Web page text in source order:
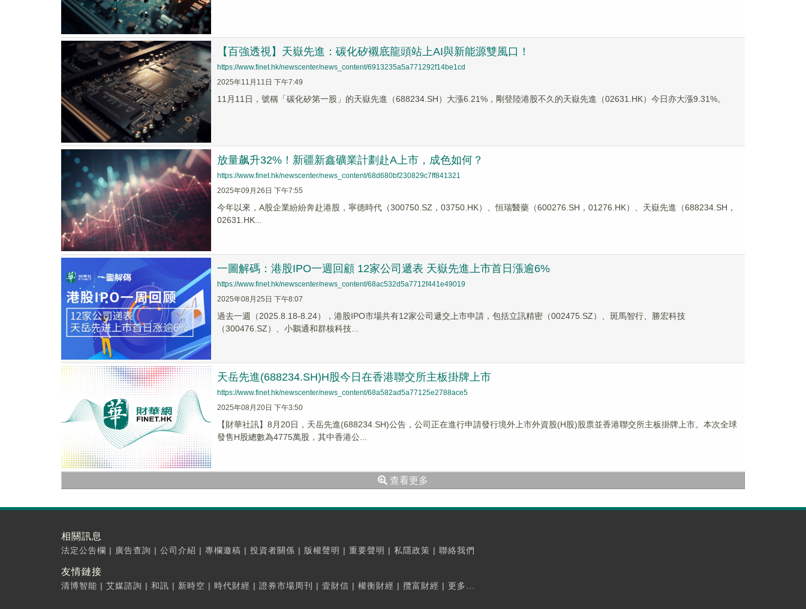
【百強透視】天嶽先進：碳化矽襯底龍頭站上AI與新能源雙風口！
https://www.finet.hk/newscenter/news_content/6913235a5a771292f14be1cd
2025年11月11日 下午7:49
11月11日，號稱「碳化矽第一股」的天嶽先進（688234.SH）大漲6.21%，剛登陸港股不久的天嶽先進（02631.HK）今日亦大漲9.31%。
放量飙升32%！新疆新鑫礦業計劃赴A上市，成色如何？
https://www.finet.hk/newscenter/news_content/68d680bf230829c7ff841321
2025年09月26日 下午7:55
今年以來，A股企業紛紛奔赴港股，寧德時代（300750.SZ，03750.HK）、恒瑞醫藥（600276.SH，01276.HK）、天嶽先進（688234.SH，
02631.HK...
一圖解碼：港股IPO一週回顧 12家公司遞表 天嶽先進上市首日漲逾6%
https://www.finet.hk/newscenter/news_content/68ac532d5a7712f441e49019
2025年08月25日 下午8:07
過去一週（2025.8.18-8.24），港股IPO市場共有12家公司遞交上市申請，包括立訊精密（002475.SZ）、斑馬智行、勝宏科技
（300476.SZ）、小鵝通和群核科技...
天岳先進(688234.SH)H股今日在香港聯交所主板掛牌上市
https://www.finet.hk/newscenter/news_content/68a582ad5a77125e2788ace5
2025年08月20日 下午3:50
【財華社訊】8月20日，天岳先進(688234.SH)公告，公司正在進行申請發行境外上市外資股(H股)股票並香港聯交所主板掛牌上市。本次全球
發售H股總數為4775萬股，其中香港公...
查看更多
相關訊息
法定公告欄 | 廣告查詢 | 公司介紹 | 專欄邀稿 | 投資者關係 | 版權聲明 | 重要聲明 | 私隱政策 | 聯絡我們
友情鏈接
清博智能 | 艾媒諮詢 | 和訊 | 新時空 | 時代財經 | 證券市場周刊 | 壹財信 | 權衡財經 | 攬富財經 | 更多...